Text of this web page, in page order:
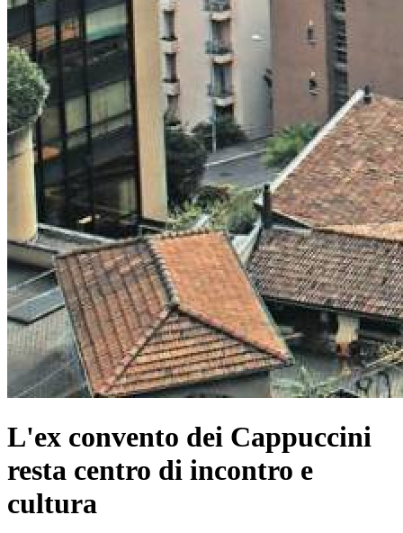
L'ex convento dei Cappuccini
resta centro di incontro e
cultura